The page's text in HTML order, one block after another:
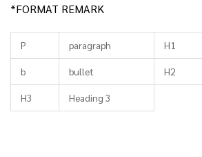
*FORMAT REMARK
P paragraph H1
b bullet H2
H3 Heading 3